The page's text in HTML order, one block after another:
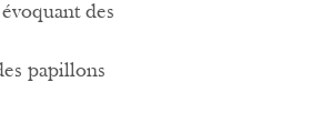
des
papillons